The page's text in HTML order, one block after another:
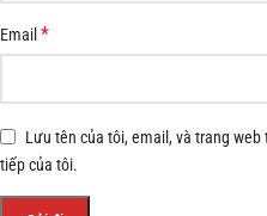
Email *
Lưu tên của tôi, email, và trang
tiếp của tôi.